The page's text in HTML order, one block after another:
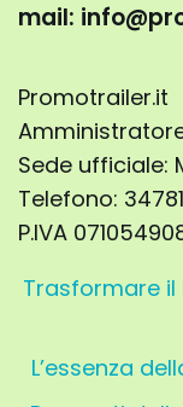
mail:
Promotrailer.it
Sede ufficiale:
Telefono:
P.IVA
Trasformare il
L’essenza